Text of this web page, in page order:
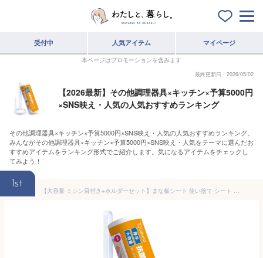
受付中 人気アイテム マイページ
本ページはプロモーションを含みます
最終更新日：2026/05/02
【2026最新】その他調理器具×キッチン×予算5000円
×SNS映え・人気の人気おすすめランキング
その他調理器具×キッチン×予算5000円×SNS映え・人気の人気おすすめランキング。
みんながその他調理器具×キッチン×予算5000円×SNS映え・人気をテーマに選んだお
すすめアイテムをランキング形式でご紹介します。気になるアイテムをチェックし
てみよう！
1st
【大容量 ミシン目付き+ホルダーセット】まな板シート 使い捨て シート まな板 詰め替え ロールタイプ 【ラチュナ Latuna キングジム】 カッティングボード キャンプ 汚れ防止 色移り防止 におい移り防止 分厚い エンボス加工 肉用 果物 魚 10m（36枚分）